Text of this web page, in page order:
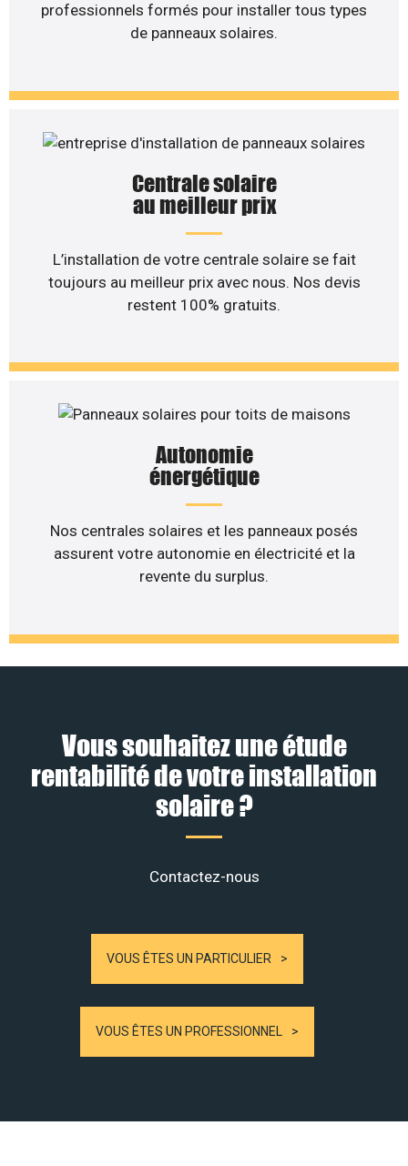
professionnels formés pour installer tous types
de panneaux solaires.
Centrale solaire
au meilleur prix
L’installation de votre centrale solaire se fait
toujours au meilleur prix avec nous. Nos devis
restent 100% gratuits.
Autonomie
énergétique
Nos centrales solaires et les panneaux posés
assurent votre autonomie en électricité et la
revente du surplus.
Vous souhaitez une étude
rentabilité de votre installation
solaire ?
Contactez-nous
VOUS ÊTES UN PARTICULIER
VOUS ÊTES UN PROFESSIONNEL